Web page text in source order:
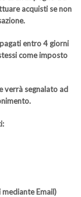
acquisti se non
entro 4 giorni
come imposto
verrà segnalato ad
Email)